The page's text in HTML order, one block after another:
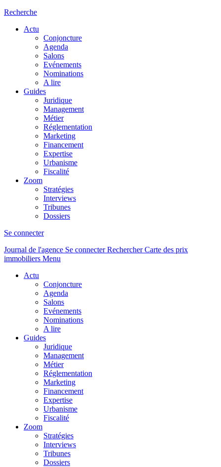
Recherche
Actu
Conjoncture
Agenda
Salons
Evénements
Nominations
A lire
Guides
Juridique
Management
Métier
Réglementation
Marketing
Financement
Expertise
Urbanisme
Fiscalité
Zoom
Stratégies
Interviews
Tribunes
Dossiers
Se connecter
Journal de l'agence Se connecterRechercher Carte des prix
immobiliers Menu
Actu
Conjoncture
Agenda
Salons
Evénements
Nominations
A lire
Guides
Juridique
Management
Métier
Réglementation
Marketing
Financement
Expertise
Urbanisme
Fiscalité
Zoom
Stratégies
Interviews
Tribunes
Dossiers